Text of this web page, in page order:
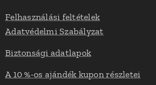
Felhasználási feltételek
Adatvédelmi Szabályzat
Biztonsági adatlapok
A 10 %-os ajándék kupon részletei